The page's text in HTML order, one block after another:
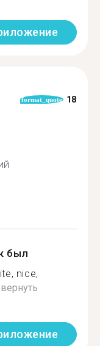
format_quote 18
был
nice,